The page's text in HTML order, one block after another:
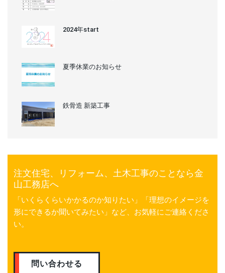
2024年start
夏季休業のお知らせ
鉄骨造 新築工事
注文住宅、リフォーム、土木工事のことなら金
山工務店へ
「いくらくらいかかるのか知りたい」「理想のイメージを
形にできるか聞いてみたい」など、お気軽にご連絡くださ
い。
問い合わせる